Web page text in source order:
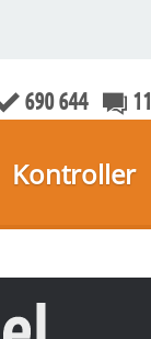
690 644 11
Kontroller